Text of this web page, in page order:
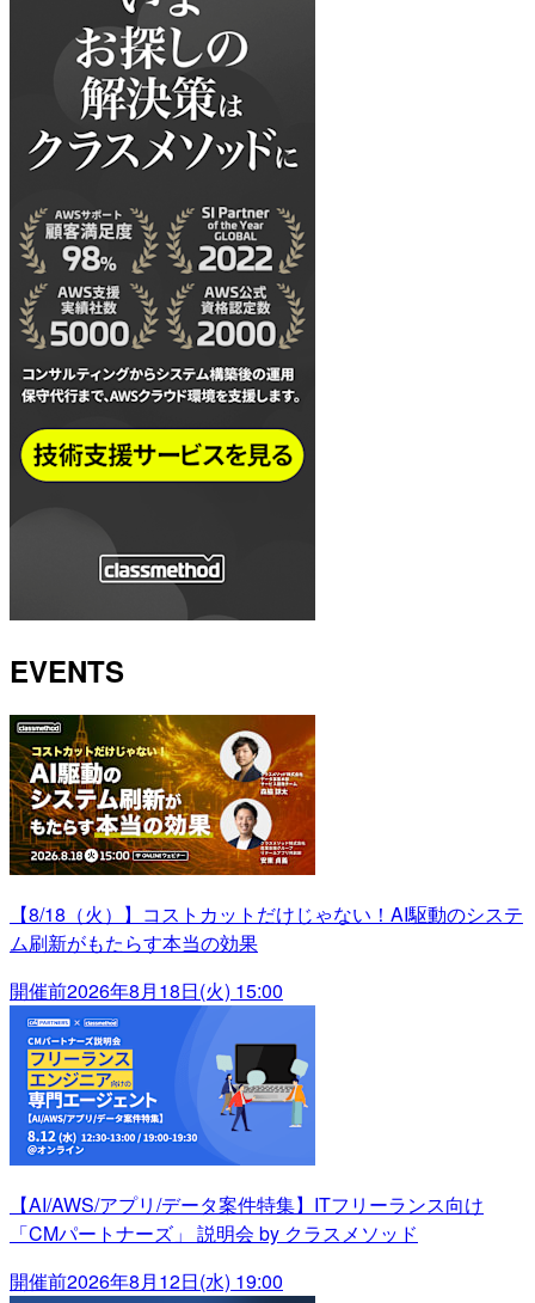
EVENTS
【8/18（火）】コストカットだけじゃない！AI駆動のシステ
ム刷新がもたらす本当の効果
開催前2026年8月18日(火) 15:00
【AI/AWS/アプリ/データ案件特集】ITフリーランス向け
「CMパートナーズ」 説明会 by クラスメソッド
開催前2026年8月12日(水) 19:00